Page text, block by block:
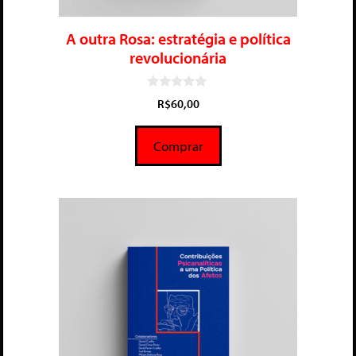
A outra Rosa: estratégia e política
revolucionária
5
R$60,00
Comprar